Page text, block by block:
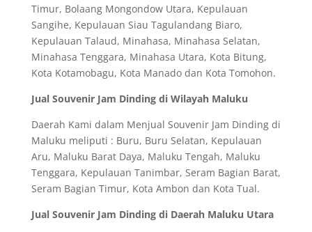
Timur, Bolaang Mongondow Utara, Kepulauan
Sangihe, Kepulauan Siau Tagulandang Biaro,
Kepulauan Talaud, Minahasa, Minahasa Selatan,
Minahasa Tenggara, Minahasa Utara, Kota Bitung,
Kota Kotamobagu, Kota Manado dan Kota Tomohon.
Jual Souvenir Jam Dinding di Wilayah Maluku
Daerah Kami dalam Menjual Souvenir Jam Dinding di
Maluku meliputi : Buru, Buru Selatan, Kepulauan
Aru, Maluku Barat Daya, Maluku Tengah, Maluku
Tenggara, Kepulauan Tanimbar, Seram Bagian Barat,
Seram Bagian Timur, Kota Ambon dan Kota Tual.
Jual Souvenir Jam Dinding di Daerah Maluku Utara